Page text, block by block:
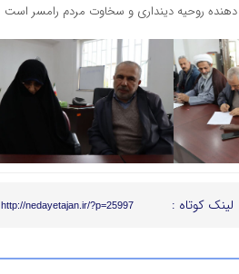
دهنده روحیه دینداری و سخاوت مردم رامسر است
لینک کوتاه : http://nedayetajan.ir/?p=25997